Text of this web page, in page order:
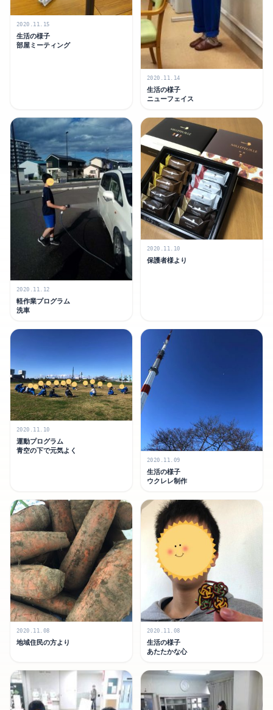
2020.11.15
生活の様子
部屋ミーティング
2020.11.14
生活の様子
ニューフェイス
2020.11.12
軽作業プログラム
洗車
2020.11.10
保護者様より
2020.11.10
運動プログラム
青空の下で元気よく
2020.11.09
生活の様子
ウクレレ制作
2020.11.08
地域住民の方より
2020.11.08
生活の様子
あたたかな心